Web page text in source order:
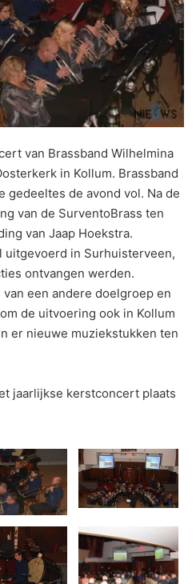
van Brassband Wilhelmina
in Kollum. Brassband
gedeeltes de avond vol. Na de
van de SurventoBrass ten
van Jaap Hoekstra.
uitgevoerd in Surhuisterveen,
ontvangen werden.
een andere doelgroep en
de uitvoering ook in Kollum
er nieuwe muziekstukken ten
jaarlijkse kerstconcert plaats